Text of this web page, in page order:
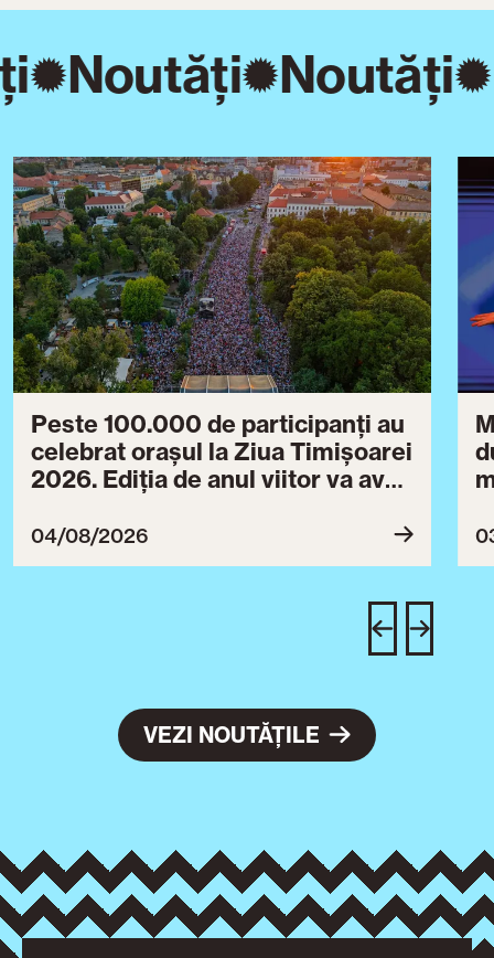
Noutăți Noutăți
Peste 100.000 de participanți au
celebrat orașul la Ziua Timișoarei
2026. Ediția de anul viitor va avea
04/08/2026
VEZI NOUTĂȚILE